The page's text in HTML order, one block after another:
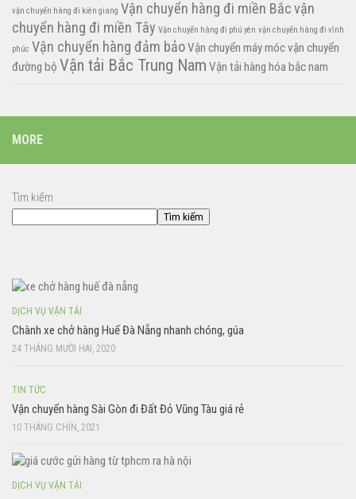
vận chuyển hàng đi kiên giang Vận chuyển hàng đi miền Bắcvận
chuyển hàng đi miền Tây Vận chuyển hàng đi phú yên vận chuyển hàng đi vĩnh
phúc Vận chuyển hàng đảm bảoVận chuyển máy mócvận chuyển
đường bộ Vận tải Bắc Trung Nam Vận tải hàng hóa bắc nam
MORE
Tìm kiếm
Tìm kiếm
DỊCH VỤ VẬN TẢI
Chành xe chở hàng Huế Đà Nẵng nhanh chóng, gúa
24 THÁNG MƯỜI HAI, 2020
TIN TỨC
Vận chuyển hàng Sài Gòn đi Đất Đỏ Vũng Tàu giá rẻ
10 THÁNG CHÍN, 2021
DỊCH VỤ VẬN TẢI